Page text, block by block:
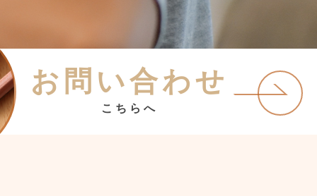
お問い合わせ
こちらへ